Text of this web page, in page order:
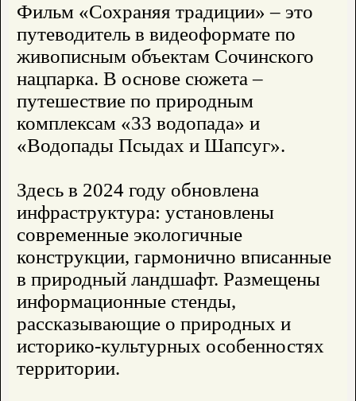
Фильм «Сохраняя традиции» – это
путеводитель в видеоформате по
живописным объектам Сочинского
нацпарка. В основе сюжета –
путешествие по природным
комплексам «33 водопада» и
«Водопады Псыдах и Шапсуг».
Здесь в 2024 году обновлена
инфраструктура: установлены
современные экологичные
конструкции, гармонично вписанные
в природный ландшафт. Размещены
информационные стенды,
рассказывающие о природных и
историко-культурных особенностях
территории.